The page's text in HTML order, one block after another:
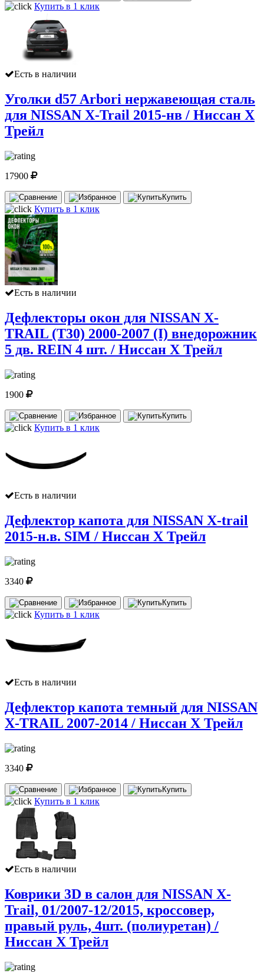
Купить в 1 клик
Есть в наличии
Уголки d57 Arbori нержавеющая сталь
для NISSAN X-Trail 2015-нв / Ниссан Х
Трейл
17900
Купить
Купить в 1 клик
Есть в наличии
Дефлекторы окон для NISSAN X-
TRAIL (Т30) 2000-2007 (I) внедорожник
5 дв. REIN 4 шт. / Ниссан Х Трейл
1900
Купить
Купить в 1 клик
Есть в наличии
Дефлектор капота для NISSAN X-trail
2015-н.в. SIM / Ниссан Х Трейл
3340
Купить
Купить в 1 клик
Есть в наличии
Дефлектор капота темный для NISSAN
X-TRAIL 2007-2014 / Ниссан Х Трейл
3340
Купить
Купить в 1 клик
Есть в наличии
Коврики 3D в салон для NISSAN X-
Trail, 01/2007-12/2015, кроссовер,
правый руль, 4шт. (полиуретан) /
Ниссан Х Трейл